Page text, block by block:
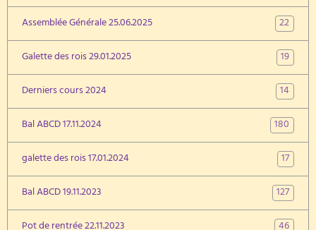
Assemblée Générale 25.06.2025
22
Galette des rois 29.01.2025
19
Derniers cours 2024
14
Bal ABCD 17.11.2024
180
galette des rois 17.01.2024
17
Bal ABCD 19.11.2023
127